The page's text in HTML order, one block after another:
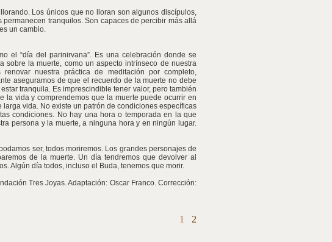
Los únicos que no lloran son algunos discípulos,
tranquilos. Son capaces de percibir más allá
un cambio.
el “día del parinirvana”. Es una celebración donde se
la muerte, como un aspecto intrínseco de nuestra
nuestra práctica de meditación por completo,
aseguramos de que el recuerdo de la muerte no debe
tranquila. Es imprescindible tener valor, pero también
la vida y comprendemos que la muerte puede ocurrir en
vida. No existe un patrón de condiciones específicas
condiciones. No hay una hora o temporada en la que
persona y la muerte, a ninguna hora y en ningún lugar.
ser, todos moriremos. Los grandes personajes de
de la muerte. Un día tendremos que devolver al
Algún día todos, incluso el Buda, tenemos que morir.
Tres Joyas. Adaptación: Oscar Franco. Corrección:
1
2